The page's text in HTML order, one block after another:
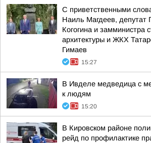
С приветственными
Наиль Магдеев,
Когогина и замминистра
архитектуры и ЖКХ
Гимаев
15:27
В Ивделе медведица с
к людям
15:20
В Кировском районе
рейд по профилактике